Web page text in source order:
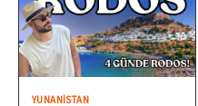
YUNANISTAN